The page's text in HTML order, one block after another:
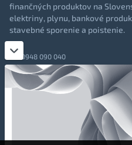
finančných produktov na
elektriny, plynu, bankové
stavebné sporenie a poistenie.
0948 090 040
+421 948 090 051
info@totalmoney.sk
Levočská 866, Poprad, 058 01